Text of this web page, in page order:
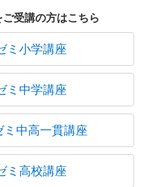
受講の方はこちら